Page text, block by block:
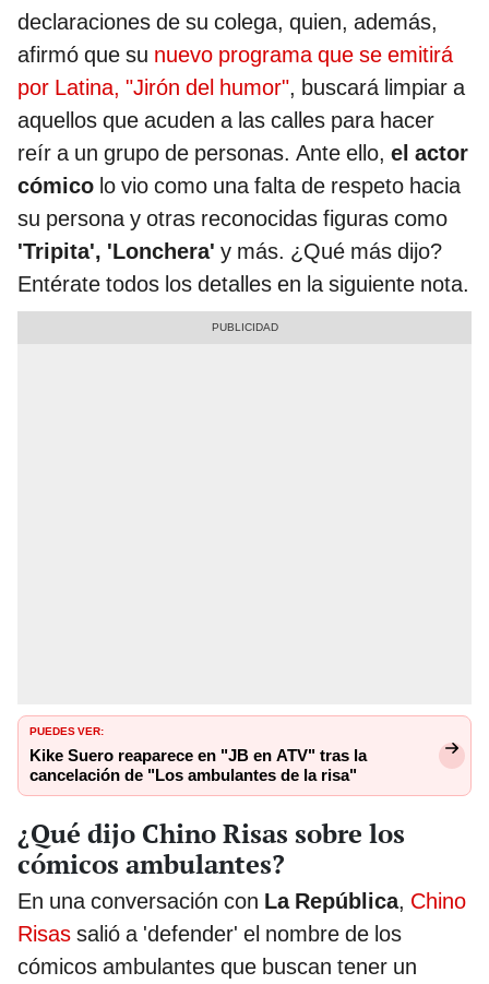
declaraciones de su colega, quien, además,
afirmó que su nuevo programa que se emitirá
por Latina, "Jirón del humor", buscará limpiar a
aquellos que acuden a las calles para hacer
reír a un grupo de personas. Ante ello, el actor
cómico lo vio como una falta de respeto hacia
su persona y otras reconocidas figuras como
'Tripita', 'Lonchera' y más. ¿Qué más dijo?
Entérate todos los detalles en la siguiente nota.
PUEDES VER:
Kike Suero reaparece en "JB en ATV" tras la
cancelación de "Los ambulantes de la risa"
¿Qué dijo Chino Risas sobre los
cómicos ambulantes?
En una conversación con La República, Chino
Risas salió a 'defender' el nombre de los
cómicos ambulantes que buscan tener un